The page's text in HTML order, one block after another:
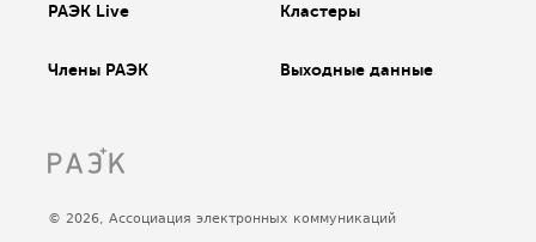
РАЭК Live Кластеры
Члены РАЭК Выходные данные
© 2026, Ассоциация электронных коммуникаций